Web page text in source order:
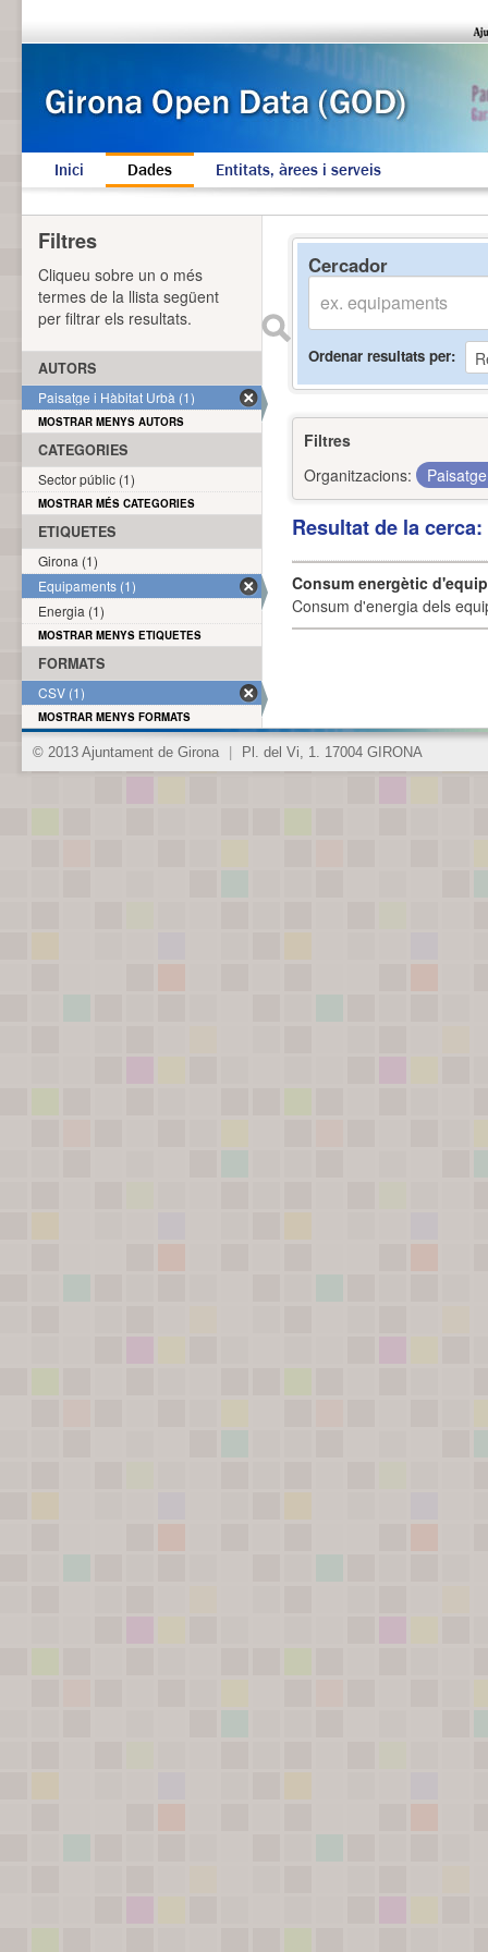
Inici Dades Entitats, àrees i serveis
Cercador
Ordenar resultats per
Filtres
Organitzacions:
Resultat de la
Consum energètic
Consum d'energia dels
Filtres
Cliqueu sobre un o més
termes de la llista següent
per filtrar els resultats.
AUTORS
Paisatge i Hàbitat Urbà (1)
MOSTRAR MENYS AUTORS
CATEGORIES
Sector públic (1)
MOSTRAR MÉS CATEGORIES
ETIQUETES
Girona (1)
Equipaments (1)
Energia (1)
MOSTRAR MENYS ETIQUETES
FORMATS
CSV (1)
MOSTRAR MENYS FORMATS
© 2013 Ajuntament de Girona Pl. del Vi, 1. 17004 GIRONA